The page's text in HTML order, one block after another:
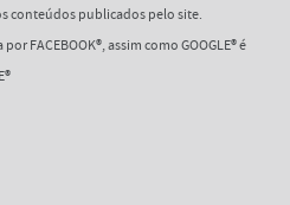
conteúdos publicados pelo site.
FACEBOOK®, assim como GOOGLE® é